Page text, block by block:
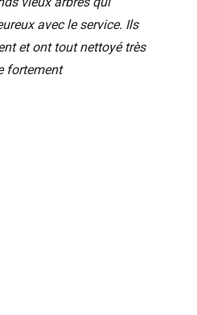
avec le service. Ils
et ont tout nettoyé très
fortement